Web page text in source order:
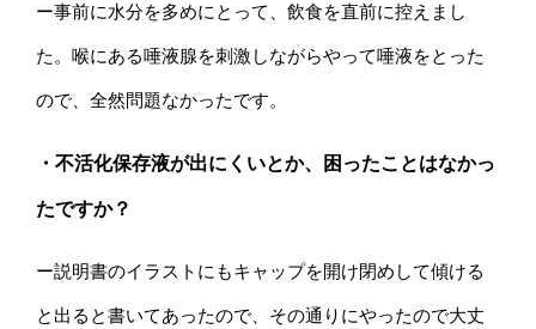
ー事前に水分を多めにとって、飲食を直前に控えまし
た。喉にある唾液腺を刺激しながらやって唾液をとった
ので、全然問題なかったです。
・不活化保存液が出にくいとか、困ったことはなかっ
たですか？
ー説明書のイラストにもキャップを開け閉めして傾ける
と出ると書いてあったので、その通りにやったので大丈